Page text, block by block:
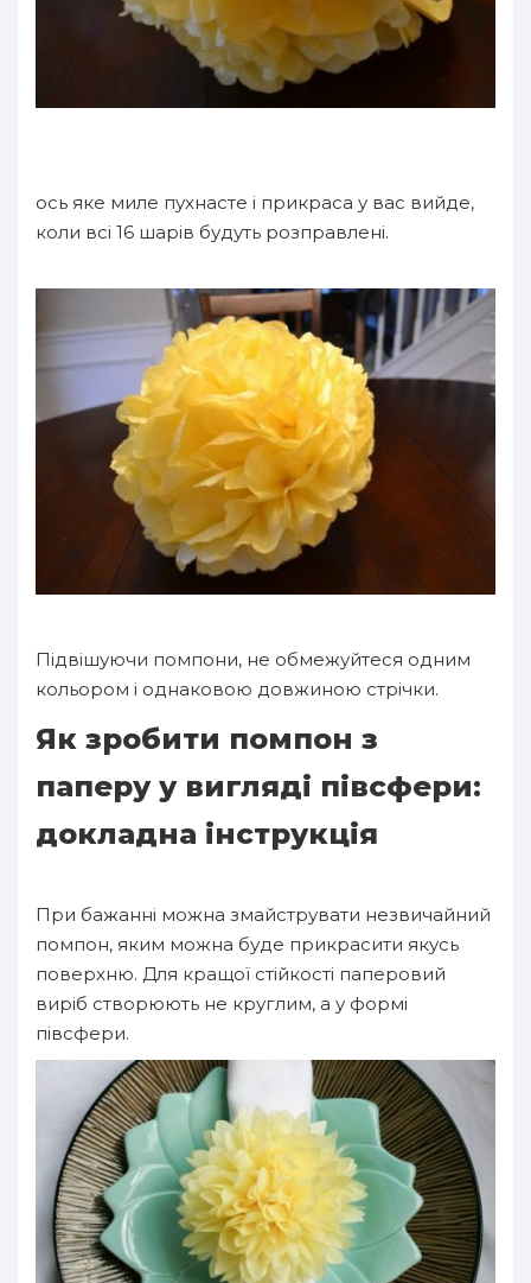
ось яке миле пухнасте і прикраса у вас вийде,
коли всі 16 шарів будуть розправлені.
Підвішуючи помпони, не обмежуйтеся одним
кольором і однаковою довжиною стрічки.
Як зробити помпон з
паперу у вигляді півсфери:
докладна інструкція
При бажанні можна змайструвати незвичайний
помпон, яким можна буде прикрасити якусь
поверхню. Для кращої стійкості паперовий
виріб створюють не круглим, а у формі
півсфери.